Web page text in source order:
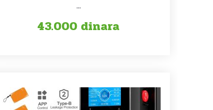
...
43.000 dinara